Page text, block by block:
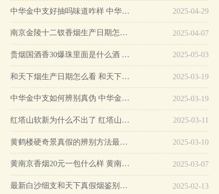
中华金中支好抽吗味道咋样 中华金中支口感特点介绍… 2025-04-29
南京金陵十二钗香烟生产日期怎么看 南京金陵十二钗香烟保质期… 2025-04-07
贵烟国酒香30爆珠里面是什么酒 贵烟国酒香30怎么辨别真假… 2025-05-03
和天下烟生产日期怎么看 和天下烟真假辨别方法六个方面… 2025-03-19
中华金中支如何辨别真伪 中华金中支真假烟鉴别方法… 2025-03-19
红塔山软新为什么不出了 红塔山软新烟停售原因详解… 2025-03-11
黄鹤楼硬奇景真假的辨别方法最简单版… 2025-03-10
黄南京香烟20元一包什么样 黄南京香烟真假鉴别… 2025-03-07
最新白沙细支和天下真假烟鉴别指南… 2025-02-13